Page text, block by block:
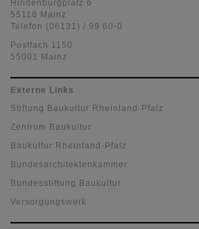
Hindenburgplatz 6
55118 Mainz
Telefon (06131) / 99 60-0
Postfach 1150
55001 Mainz
Externe Links
Stiftung Baukultur Rheinland-Pfalz
Zentrum Baukultur
Baukultur Rheinland-Pfalz
Bundesarchitektenkammer
Bundesstiftung Baukultur
Versorgungswerk